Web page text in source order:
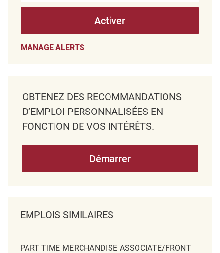
Activer
MANAGE ALERTS
OBTENEZ DES RECOMMANDATIONS
D’EMPLOI PERSONNALISÉES EN
FONCTION DE VOS INTÉRÊTS.
Démarrer
EMPLOIS SIMILAIRES
PART TIME MERCHANDISE ASSOCIATE/FRONT